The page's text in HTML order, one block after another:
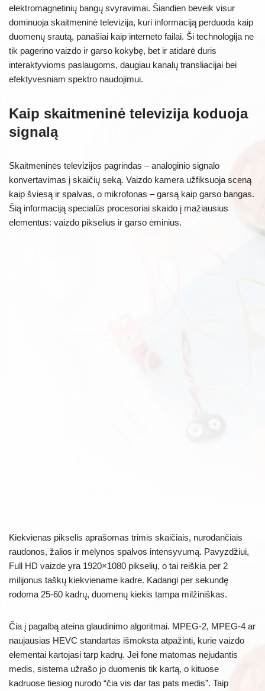
elektromagnetinių bangų svyravimai. Šiandien beveik visur
dominuoja skaitmeninė televizija, kuri informaciją perduoda kaip
duomenų srautą, panašiai kaip interneto failai. Ši technologija ne
tik pagerino vaizdo ir garso kokybę, bet ir atidarė duris
interaktyvioms paslaugoms, daugiau kanalų transliacijai bei
efektyvesniam spektro naudojimui.
Kaip skaitmeninė televizija koduoja
signalą
Skaitmeninės televizijos pagrindas – analoginio signalo
konvertavimas į skaičių seką. Vaizdo kamera užfiksuoja sceną
kaip šviesą ir spalvas, o mikrofonas – garsą kaip garso bangas.
Šią informaciją specialūs procesoriai skaido į mažiausius
elementus: vaizdo pikselius ir garso ėminius.
Kiekvienas pikselis aprašomas trimis skaičiais, nurodančiais
raudonos, žalios ir mėlynos spalvos intensyvumą. Pavyzdžiui,
Full HD vaizde yra 1920×1080 pikselių, o tai reiškia per 2
milijonus taškų kiekviename kadre. Kadangi per sekundę
rodoma 25-60 kadrų, duomenų kiekis tampa milžiniškas.
Čia į pagalbą ateina glaudinimo algoritmai. MPEG-2, MPEG-4 ar
naujausias HEVC standartas išmoksta atpažinti, kurie vaizdo
elementai kartojasi tarp kadrų. Jei fone matomas nejudantis
medis, sistema užrašo jo duomenis tik kartą, o kituose
kadruose tiesiog nurodo “čia vis dar tas pats medis”. Taip